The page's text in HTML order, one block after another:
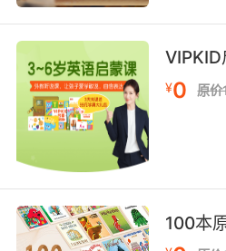
符合孩子的学习特点，
的，这样孩子们学习起来
的英语学习水平提升的更
一定要重点考察。
少儿在线英语机构哪个好
机构的老师一定要具备专
好是具有丰富的教学经验
候都可以做到因材施教，
¥0 原
100本